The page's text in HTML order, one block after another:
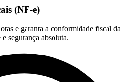
(NF-e)
e garanta a conformidade fiscal da
segurança absoluta.